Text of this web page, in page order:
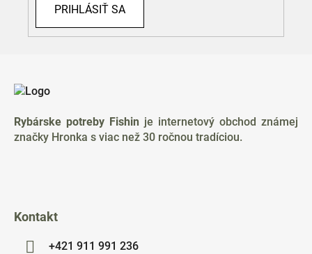
PRIHLÁSIŤ SA
Rybárske potreby Fishin je internetový obchod známej
značky Hronka s viac než 30 ročnou tradíciou.
Kontakt
+421 911 991 236